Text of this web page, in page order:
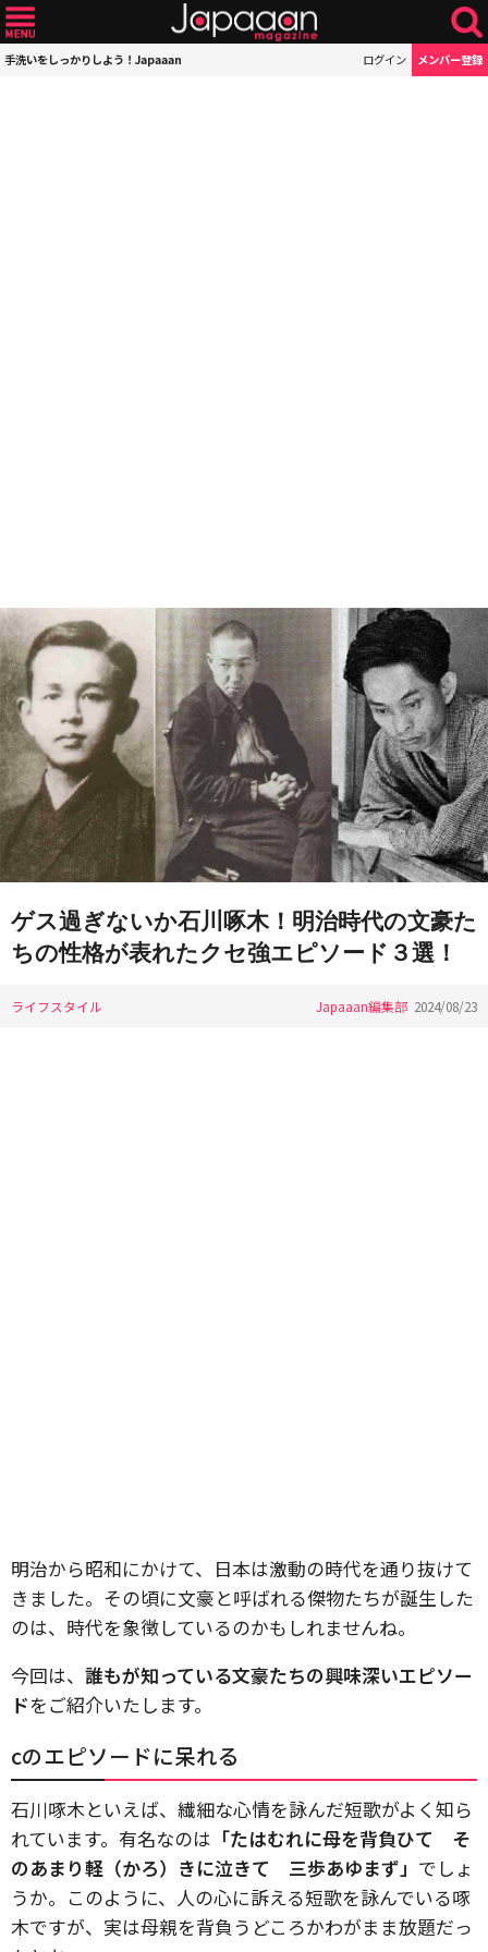
手洗いをしっかりしよう！Japaaan ログイン メンバー登録
ゲス過ぎないか石川啄木！明治時代の文豪た
ちの性格が表れたクセ強エピソード３選！
ライフスタイル Japaaan編集部 2024/08/23
明治から昭和にかけて、日本は激動の時代を通り抜けて
きました。その頃に文豪と呼ばれる傑物たちが誕生した
のは、時代を象徴しているのかもしれませんね。
今回は、 誰もが知っている文豪たちの興味深いエピソー
ドをご紹介いたします。
cのエピソードに呆れる
石川啄木といえば、繊細な心情を詠んだ短歌がよく知ら
れています。有名なのは 「たはむれに母を背負ひて そ
のあまり軽（かろ）きに泣きて 三歩あゆまず」 でしょ
うか。このように、人の心に訴える短歌を詠んでいる啄
木ですが、実は母親を背負うどころかわがまま放題だっ